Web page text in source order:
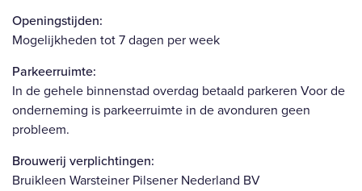
Openingstijden:
Mogelijkheden tot 7 dagen per week
Parkeerruimte:
In de gehele binnenstad overdag betaald parkeren Voor de
onderneming is parkeerruimte in de avonduren geen
probleem.
Brouwerij verplichtingen:
Bruikleen Warsteiner Pilsener Nederland BV